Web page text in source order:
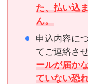
た、払い込
ん。
申込内容に
てご連絡さ
ールが届か
ていない恐